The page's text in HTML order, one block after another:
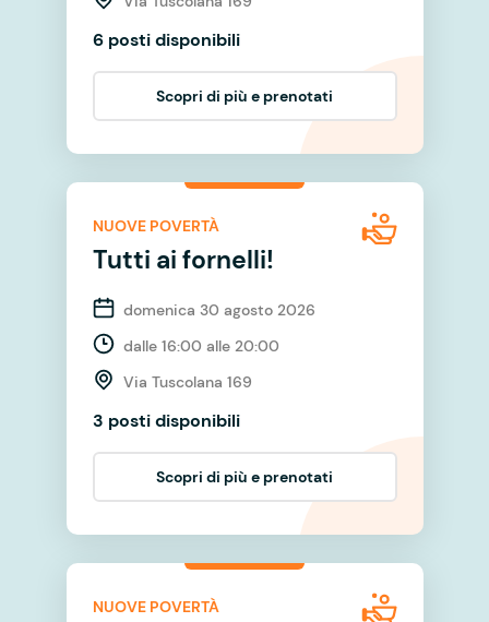
6 posti disponibili
Scopri di più e prenotati
NUOVE POVERTÀ
Tutti ai fornelli!
domenica 30 agosto 2026
dalle 16:00 alle 20:00
Via Tuscolana 169
3 posti disponibili
Scopri di più e prenotati
NUOVE POVERTÀ